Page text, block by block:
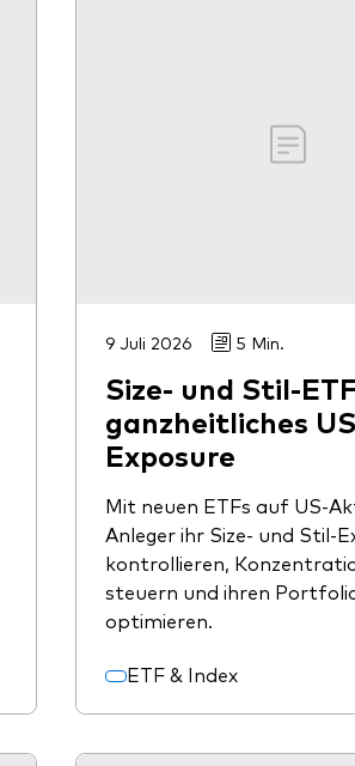
9 Juli 2026 5 Min.
Size- und Stil-
ganzheitliches
Exposure
Mit neuen ETFs auf US-
Anleger ihr Size- und Stil-
kontrollieren,
steuern und ihren
optimieren.
ETF & Index